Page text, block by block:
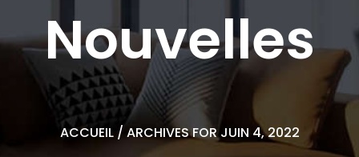
Nouvelles
ACCUEIL/ ARCHIVES FOR JUIN 4, 2022